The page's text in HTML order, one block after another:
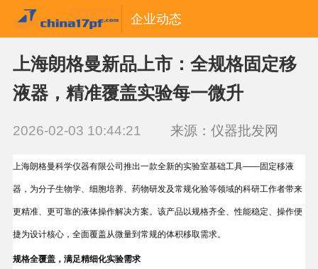
企业动态
上海朗格曼新品上市：全规格固定移
液器，精准覆盖实验每一微升
2026-02-03 10:44:21 来源：仪器批发网
上海朗格曼科学仪器有限公司推出一款全新的实验室基础工具——固定移液
器，为分子生物学、细胞培养、药物研发及常规化验等领域的科研工作者带来
更精准、更可靠的液体操作解决方案。 该产品以规格齐全、性能稳定、操作便
捷为设计核心，全面覆盖从微量到常规的体积移取需求。
规格全覆盖，满足精细化实验需求